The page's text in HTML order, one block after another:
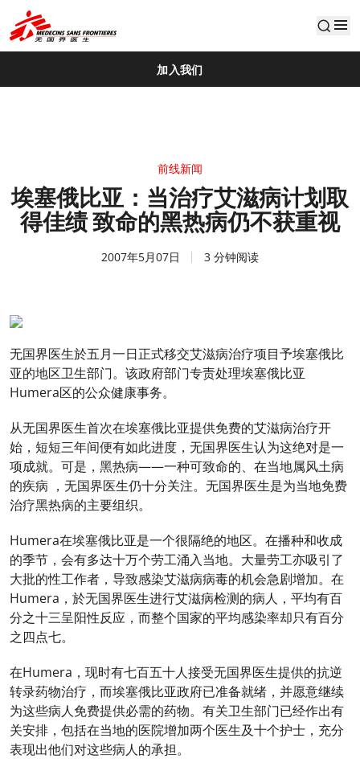
default
加入我们
前线新闻
埃塞俄比亚：当治疗艾滋病计划取
得佳绩 致命的黑热病仍不获重视
2007年5月07日 3 分钟阅读
无国界医生於五月一日正式移交艾滋病治疗项目予埃塞俄比
亚的地区卫生部门。该政府部门专责处理埃塞俄比亚
Humera区的公众健康事务。
从无国界医生首次在埃塞俄比亚提供免费的艾滋病治疗开
始，短短三年间便有如此进度，无国界医生认为这绝对是一
项成就。可是，黑热病――一种可致命的、在当地属风土病
的疾病 ，无国界医生仍十分关注。无国界医生是为当地免费
治疗黑热病的主要组织。
Humera在埃塞俄比亚是一个很隔绝的地区。在播种和收成
的季节，会有多达十万个劳工涌入当地。大量劳工亦吸引了
大批的性工作者，导致感染艾滋病病毒的机会急剧增加。在
Humera，於无国界医生进行艾滋病检测的病人，平均有百
分之十三呈阳性反应，而整个国家的平均感染率却只有百分
之四点七。
在Humera，现时有七百五十人接受无国界医生提供的抗逆
转录药物治疗，而埃塞俄比亚政府已准备就绪，并愿意继续
为这些病人免费提供必需的药物。有关卫生部门已经作出有
关安排，包括在当地的医院增加两个医生及十个护士，充分
表现出他们对这些病人的承担。